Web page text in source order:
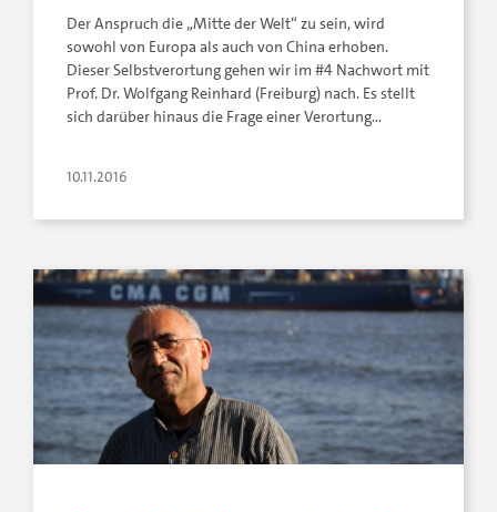
Der Anspruch die „Mitte der Welt“ zu sein, wird
sowohl von Europa als auch von China erhoben.
Dieser Selbstverortung gehen wir im #4 Nachwort mit
Prof. Dr. Wolfgang Reinhard (Freiburg) nach. Es stellt
sich darüber hinaus die Frage einer Verortung…
10.11.2016